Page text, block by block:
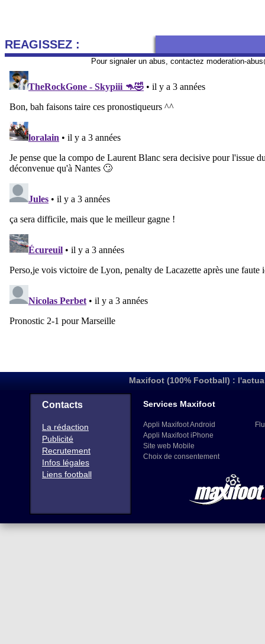
REAGISSEZ :
Pour signaler un abus, contactez moderation-
Maxifoot (100% Football) :
Contacts
La rédaction
Publicité
Recrutement
Infos légales
Liens football
Services Maxifoot
Appli Maxifoot Android
Appli Maxifoot iPhone
Site web Mobile
Choix de consentement